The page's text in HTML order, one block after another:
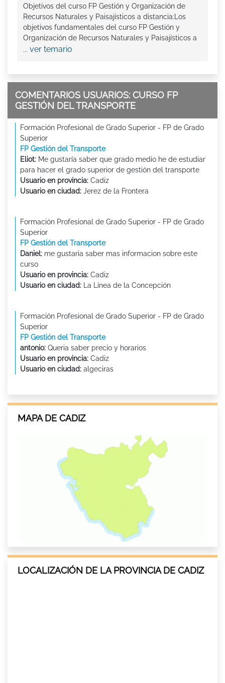
Objetivos del curso FP Gestión y Organización de
Recursos Naturales y Paisajísticos a distancia:Los
objetivos fundamentales del curso FP Gestión y
Organización de Recursos Naturales y Paisajísticos a
... ver temario
COMENTARIOS USUARIOS: CURSO FP
GESTIÓN DEL TRANSPORTE
Formación Profesional de Grado Superior - FP de Grado
Superior
FP Gestión del Transporte
Eliot: Me gustaría saber que grado medio he de estudiar
para hacer el grado superior de gestión del transporte
Usuario en provincia: Cadiz
Usuario en ciudad: Jerez de la Frontera
Formación Profesional de Grado Superior - FP de Grado
Superior
FP Gestión del Transporte
Daniel: me gustaria saber mas informacion sobre este
curso
Usuario en provincia: Cadiz
Usuario en ciudad: La Línea de la Concepción
Formación Profesional de Grado Superior - FP de Grado
Superior
FP Gestión del Transporte
antonio: Queria saber precio y horarios
Usuario en provincia: Cadiz
Usuario en ciudad: algeciras
MAPA DE CADIZ
LOCALIZACIÓN DE LA PROVINCIA DE CADIZ